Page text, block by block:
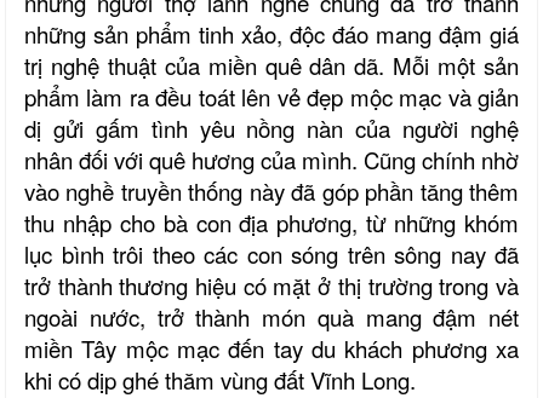
những sản phẩm tinh xảo, độc đáo mang đậm giá
trị nghệ thuật của miền quê dân dã. Mỗi một sản
phẩm làm ra đều toát lên vẻ đẹp mộc mạc và giản
dị gửi gấm tình yêu nồng nàn của người nghệ
nhân đối với quê hương của mình. Cũng chính nhờ
vào nghề truyền thống này đã góp phần tăng thêm
thu nhập cho bà con địa phương, từ những khóm
lục bình trôi theo các con sóng trên sông nay đã
trở thành thương hiệu có mặt ở thị trường trong và
ngoài nước, trở thành món quà mang đậm nét
miền Tây mộc mạc đến tay du khách phương xa
khi có dịp ghé thăm vùng đất Vĩnh Long.